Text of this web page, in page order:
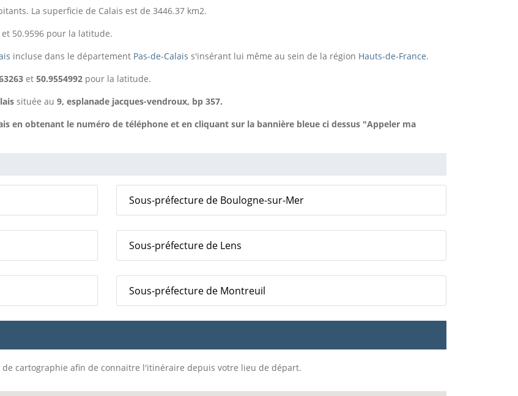
La superficie de Calais est de 3446.37 km2.
50.9596 pour la latitude.
incluse dans le département Pas-de-Calais s'insérant lui même au sein de la région Hauts-de-France.
et 50.9554992 pour la latitude.
située au 9, esplanade jacques-vendroux, bp 357.
en obtenant le numéro de téléphone et en cliquant sur la bannière bleue ci dessus "Appeler ma
Sous-préfecture de Boulogne-sur-Mer
Sous-préfecture de Lens
Sous-préfecture de Montreuil
cartographie afin de connaitre l'itinéraire depuis votre lieu de départ.